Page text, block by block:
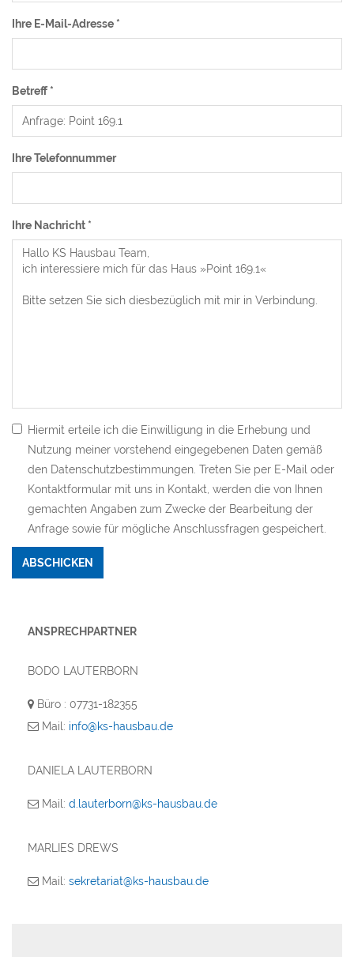
Ihre E-Mail-Adresse *
Betreff*
Ihre Telefonnummer
Ihre Nachricht *
Hiermit erteile ich die Einwilligung in die Erhebung und
Nutzung meiner vorstehend eingegebenen Daten gemäß
den Datenschutzbestimmungen. Treten Sie per E-Mail oder
Kontaktformular mit uns in Kontakt, werden die von Ihnen
gemachten Angaben zum Zwecke der Bearbeitung der
Anfrage sowie für mögliche Anschlussfragen gespeichert.
Bitte nicht ausfüllen.
ABSCHICKEN
ANSPRECHPARTNER
BODO LAUTERBORN
Büro : 07731-182355
Mail: info@ks-hausbau.de
DANIELA LAUTERBORN
Mail: d.lauterborn@ks-hausbau.de
MARLIES DREWS
Mail: sekretariat@ks-hausbau.de